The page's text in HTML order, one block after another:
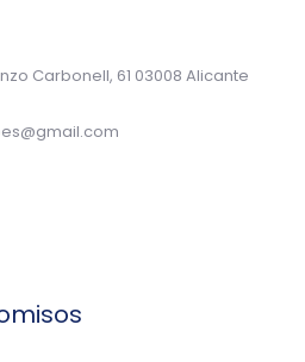
Carbonell, 61 03008 Alicante